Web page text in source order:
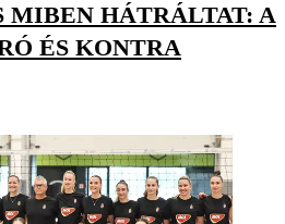
MIBEN HÁTRÁLTAT: A
ÉS KONTRA